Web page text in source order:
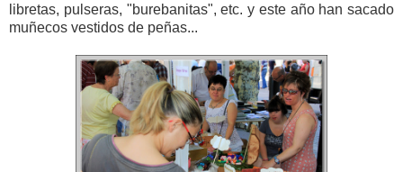
libretas, pulseras, "burebanitas", etc. y este año han sacado
muñecos vestidos de peñas...